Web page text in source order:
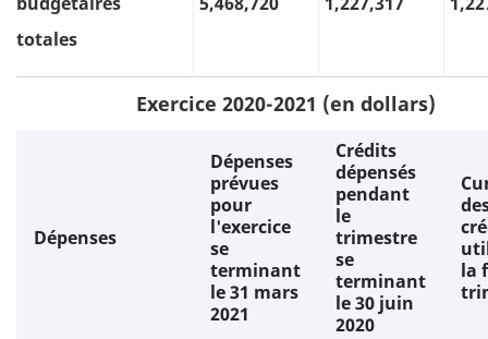
totales
Exercice 2020-2021 (en dollars)
Dépenses
Dépenses
prévues
pour
l'exercice
se
terminant
le 31 mars
2021
Crédits
dépensés
pendant
le
trimestre
se
terminant
le 30 juin
2020
la